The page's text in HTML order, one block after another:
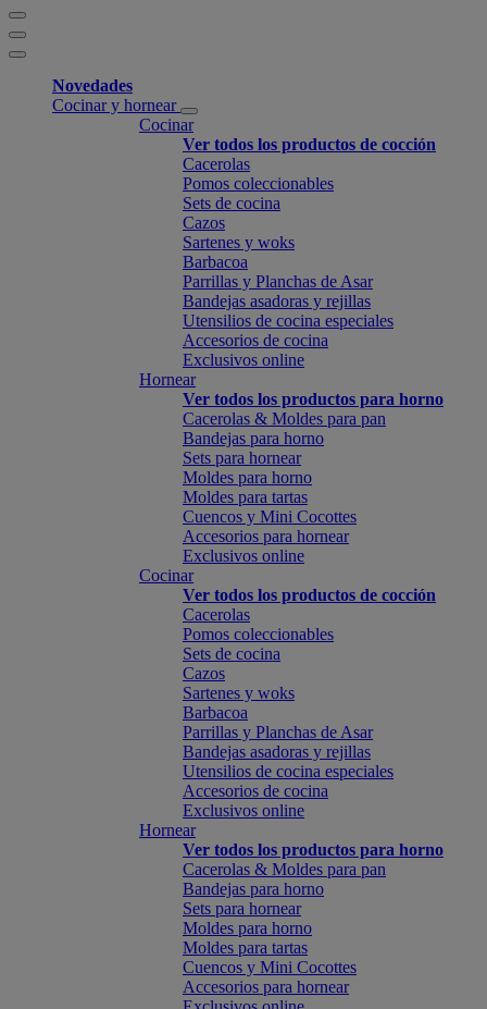
Novedades
Cocinar y hornear
Cocinar
Ver todos los productos de cocción
Cacerolas
Pomos coleccionables
Sets de cocina
Cazos
Sartenes y woks
Barbacoa
Parrillas y Planchas de Asar
Bandejas asadoras y rejillas
Utensilios de cocina especiales
Accesorios de cocina
Exclusivos online
Hornear
Ver todos los productos para horno
Cacerolas & Moldes para pan
Bandejas para horno
Sets para hornear
Moldes para horno
Moldes para tartas
Cuencos y Mini Cocottes
Accesorios para hornear
Exclusivos online
Cocinar
Ver todos los productos de cocción
Cacerolas
Pomos coleccionables
Sets de cocina
Cazos
Sartenes y woks
Barbacoa
Parrillas y Planchas de Asar
Bandejas asadoras y rejillas
Utensilios de cocina especiales
Accesorios de cocina
Exclusivos online
Hornear
Ver todos los productos para horno
Cacerolas & Moldes para pan
Bandejas para horno
Sets para hornear
Moldes para horno
Moldes para tartas
Cuencos y Mini Cocottes
Accesorios para hornear